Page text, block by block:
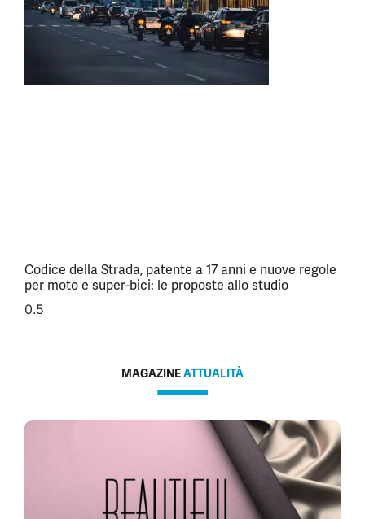
Codice della Strada, patente a 17 anni e nuove regole
per moto e super-bici: le proposte allo studio
MAGAZINEATTUALITÀ